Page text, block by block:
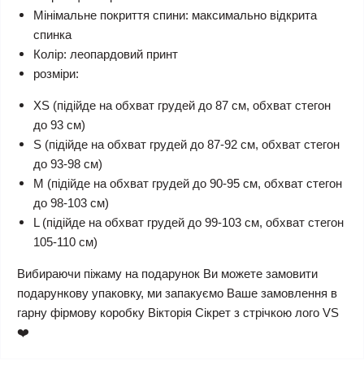
Мінімальне покриття спини: максимально відкрита
спинка
Колір: леопардовий принт
розміри:
XS (підійде на обхват грудей до 87 см, обхват стегон
до 93 см)
S (підійде на обхват грудей до 87-92 см, обхват стегон
до 93-98 см)
M (підійде на обхват грудей до 90-95 см, обхват стегон
до 98-103 см)
L (підійде на обхват грудей до 99-103 см, обхват стегон
105-110 см)
Вибираючи піжаму на подарунок Ви можете замовити
подарункову упаковку, ми запакуємо Ваше замовлення в
гарну фірмову коробку Вікторія Сікрет з стрічкою лого VS
❤️